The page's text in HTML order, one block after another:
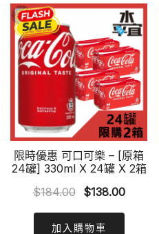
限時優惠 可口可樂 – [原箱
24罐] 330ml X 24罐 X 2箱
$184.00
Original
was:
$138.00Current
加入購物車